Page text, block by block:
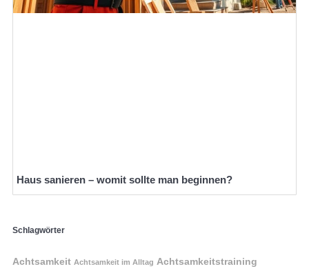
Haus sanieren – womit sollte man beginnen?
Schlagwörter
Achtsamkeit Achtsamkeit im Alltag Achtsamkeitstraining